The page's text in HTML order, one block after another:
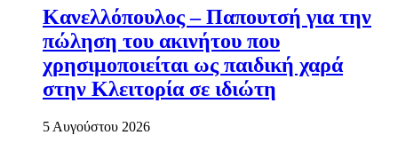
Κανελλόπουλος – Παπουτσή για την
πώληση του ακινήτου που
χρησιμοποιείται ως παιδική χαρά
στην Κλειτορία σε ιδιώτη
5 Αυγούστου 2026